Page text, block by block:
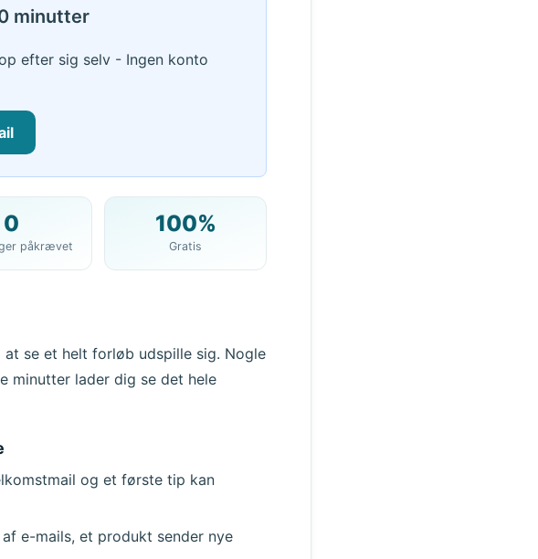
minutter
efter sig selv - Ingen konto
Kopier QR
Opdater
0
påkrævet
100%
Gratis
se et helt forløb udspille sig. Nogle
minutter lader dig se det hele
og et første tip kan
e-mails, et produkt sender nye